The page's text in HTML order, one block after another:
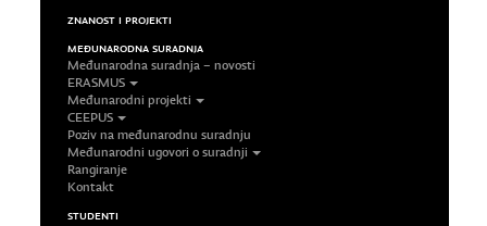
ZNANOST I PROJEKTI
MEĐUNARODNA SURADNJA
Međunarodna suradnja – novosti
ERASMUS
Međunarodni projekti
CEEPUS
Poziv na međunarodnu suradnju
Međunarodni ugovori o suradnji
Rangiranje
Kontakt
STUDENTI